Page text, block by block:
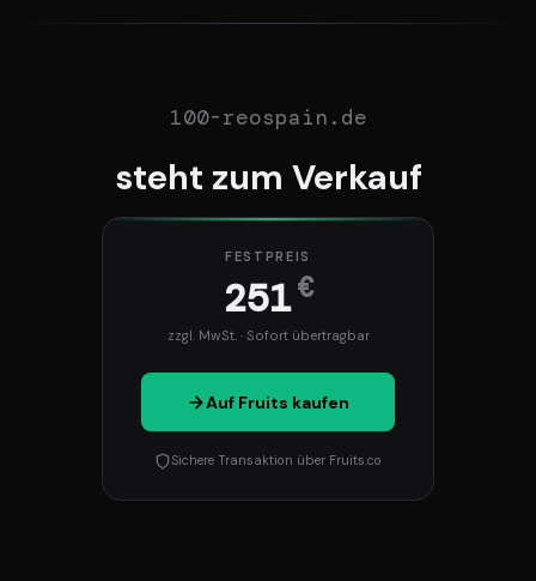
100-reospain.de
steht zum Verkauf
FESTPREIS
251€
zzgl. MwSt. · Sofort übertragbar
Auf Fruits kaufen
Sichere Transaktion über Fruits.co